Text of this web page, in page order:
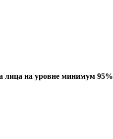
лица на уровне минимум 95%